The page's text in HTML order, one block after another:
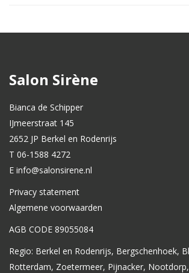
Salon Sirène
Bianca de Schipper
IJmeerstraat 145
2652 JP Berkel en Rodenrijs
T 06-1588 4272
E info@salonsirene.nl
Privacy statement
Algemene voorwaarden
AGB CODE 89055084
Regio: Berkel en Rodenrijs, Bergschenhoek,
Rotterdam, Zoetermeer, Pijnacker,